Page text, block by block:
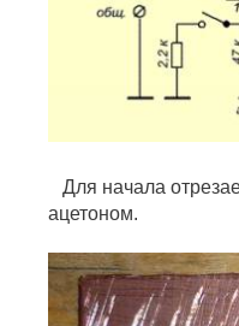
Для начала
ацетоном.